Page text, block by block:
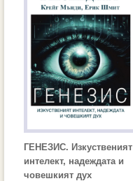
ГЕНЕЗИС. Изкуственият
интелект, надеждата и
човешкият дух